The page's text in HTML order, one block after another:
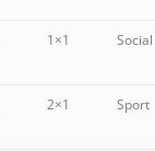
1×1 Social
2×1 Sport